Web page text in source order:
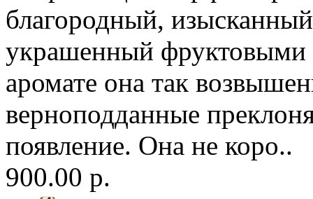
благородный,
украшенный
аромате она так
верноподданные
появление. Она не коро..
900.00 р.